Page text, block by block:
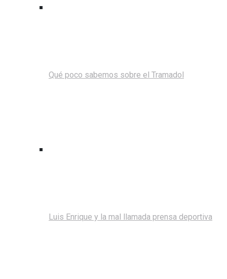
Qué poco sabemos sobre el Tramadol
Luis Enrique y la mal llamada prensa deportiva